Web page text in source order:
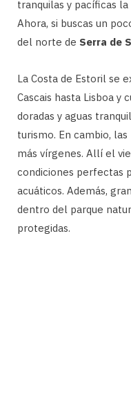
tranquilas y pacíficas la
Ahora, si buscas un
del norte de Serra de
La Costa de Estoril se
Cascais hasta Lisboa y
doradas y aguas
turismo. En cambio,
más vírgenes. Allí el
condiciones perfectas
acuáticos. Además,
dentro del parque
protegidas.